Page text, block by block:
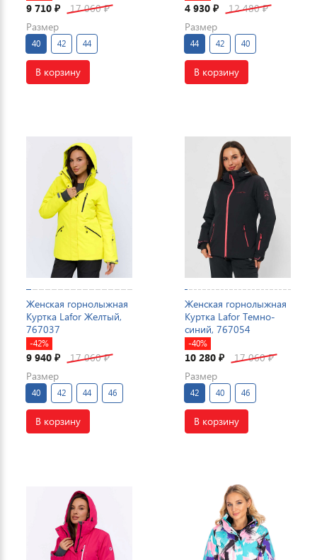
9 710 ₽ 17 060₽
Размер
40 42 44
В корзину
4 930 ₽ 12 480₽
Размер
44 42 40
В корзину
Женская горнолыжная
Куртка Lafor Желтый,
767037
-42%
9 940 ₽ 17 060₽
Размер
40 42 44 46
В корзину
Женская горнолыжная
Куртка Lafor Темно-
синий, 767054
-40%
10 280 ₽ 17 060₽
Размер
42 40 46
В корзину